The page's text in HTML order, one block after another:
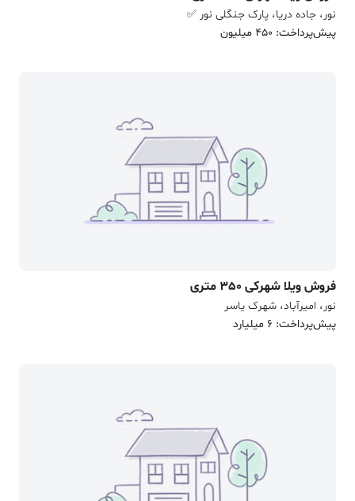
نور، جاده دریا، پارک جنگلی نور ✅
پیش‌پرداخت: 450 میلیون
فروش ویلا شهرکی 350 متری
نور، امیرآباد، شهرک یاسر
پیش‌پرداخت: 6 میلیارد